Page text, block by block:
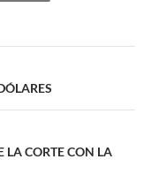
LA CORTE CON LA